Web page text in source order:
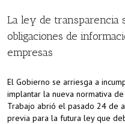
La ley de transparencia
obligaciones de
empresas
El Gobierno se arriesga a
implantar la nueva normativa
Trabajo abrió el pasado 24 de
previa para la futura ley que